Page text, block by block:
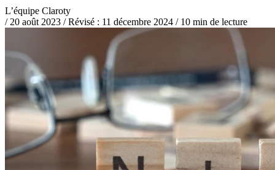
L’équipe Claroty
/ 20 août 2023 / Révisé : 11 décembre 2024 /10 min de lecture